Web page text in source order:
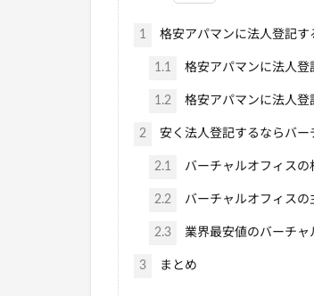
1 格安アパマンに法人登記す
1.1 格安アパマンに法人登
1.2 格安アパマンに法人登
2 安く法人登記するならバー
2.1 バーチャルオフィスの
2.2 バーチャルオフィスの
2.3 業界最安値のバーチャ
3 まとめ